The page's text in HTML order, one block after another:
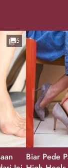
5
Biar Pede